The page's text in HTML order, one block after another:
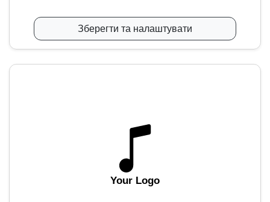
Зберегти та налаштувати
Your Logo